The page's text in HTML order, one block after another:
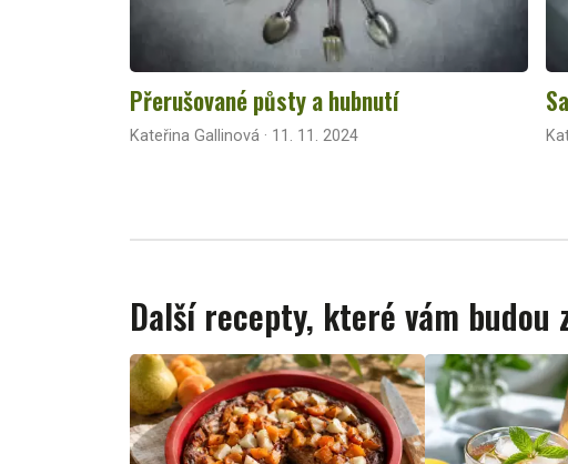
Přerušované půsty a hubnutí
Kateřina Gallinová · 11. 11. 2024
Další recepty, které vám budou